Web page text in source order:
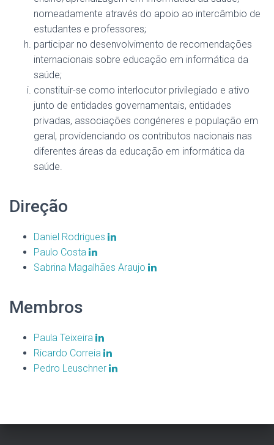
nomeadamente através do apoio ao intercâmbio de
estudantes e professores;
participar no desenvolvimento de recomendações
internacionais sobre educação em informática da
saúde;
constituir-se como interlocutor privilegiado e ativo
junto de entidades governamentais, entidades
privadas, associações congéneres e população em
geral, providenciando os contributos nacionais nas
diferentes áreas da educação em informática da
saúde.
Direção
Daniel Rodrigues
Paulo Costa
Sabrina Magalhães Araujo
Membros
Paula Teixeira
Ricardo Correia
Pedro Leuschner